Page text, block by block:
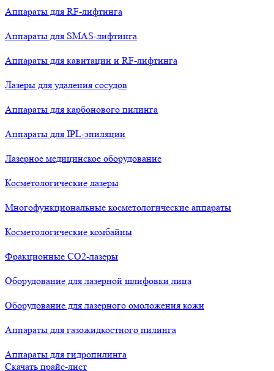
Аппараты для RF-лифтинга
Аппараты для SMAS-лифтинга
Аппараты для кавитации и RF-лифтинга
Лазеры для удаления сосудов
Аппараты для карбонового пилинга
Аппараты для IPL-эпиляции
Лазерное медицинское оборудование
Косметологические лазеры
Многофункциональные косметологические аппараты
Косметологические комбайны
Фракционные СО2-лазеры
Оборудование для лазерной шлифовки лица
Оборудование для лазерного омоложения кожи
Аппараты для газожидкостного пилинга
Аппараты для гидропилинга
Скачать прайс-лист